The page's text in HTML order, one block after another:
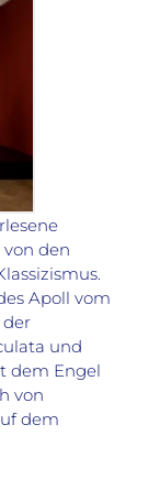
den
Apoll vom
der
und
dem Engel
von
dem